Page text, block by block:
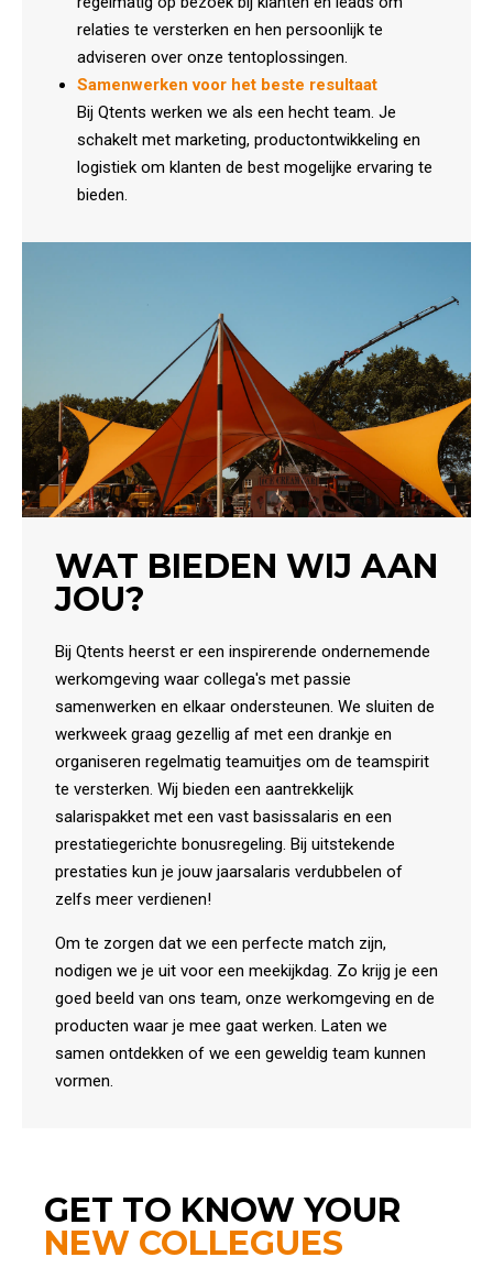
relaties te versterken en hen persoonlijk te
adviseren over onze tentoplossingen.
Samenwerken voor het beste resultaat
Bij Qtents werken we als een hecht team. Je
schakelt met marketing, productontwikkeling en
logistiek om klanten de best mogelijke ervaring te
bieden.
WAT BIEDEN WIJ AAN
JOU?
Bij Qtents heerst er een inspirerende ondernemende
werkomgeving waar collega's met passie
samenwerken en elkaar ondersteunen. We sluiten de
werkweek graag gezellig af met een drankje en
organiseren regelmatig teamuitjes om de teamspirit
te versterken. Wij bieden een aantrekkelijk
salarispakket met een vast basissalaris en een
prestatiegerichte bonusregeling. Bij uitstekende
prestaties kun je jouw jaarsalaris verdubbelen of
zelfs meer verdienen!
Om te zorgen dat we een perfecte match zijn,
nodigen we je uit voor een meekijkdag. Zo krijg je een
goed beeld van ons team, onze werkomgeving en de
producten waar je mee gaat werken. Laten we
samen ontdekken of we een geweldig team kunnen
vormen.
GET TO KNOW YOUR
NEW COLLEGUES